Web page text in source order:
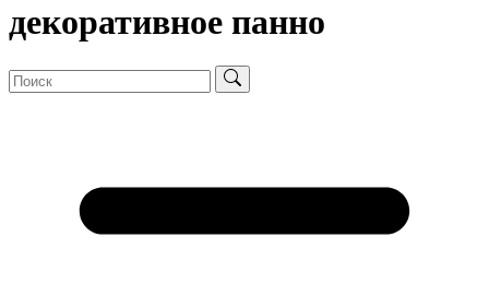
декоративное панно